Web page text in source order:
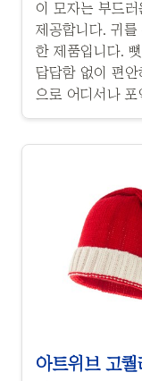
이 모자는 부드
제공합니다. 귀
한 제품입니다.
답답함 없이 편안
으로 어디서나
아트위브 고